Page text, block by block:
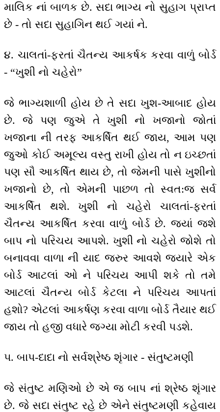
માલિક નાં બાળક છે. સદા ભાગ્ય નો સુહાગ પ્રાપ્ત
છે - તો સદા સુહાગિન થઈ ગયાં ને.
૪. ચાલતાં-ફરતાં ચૈતન્ય આકર્ષક કરવા વાળું બોર્ડ
- “ખુશી નો ચહેરો”
જે ભાગ્યશાળી હોય છે તે સદા ખુશ-આબાદ હોય
છે. જે પણ જુએ તે ખુશી નો ખજાનો જોતાં
ખજાના ની તરફ આકર્ષિત થઈ જાય, આમ પણ
જુઓ કોઈ અમૂલ્ય વસ્તુ રાખી હોય તો ન ઇચ્છતાં
પણ સૌ આકર્ષિત થાય છે, તો જેમની પાસે ખુશીનો
ખજાનો છે, તો એમની પાછળ તો સ્વત:જ સર્વ
આકર્ષિત થશે. ખુશી નો ચહેરો ચાલતાં-ફરતાં
ચૈતન્ય આકર્ષિત કરવા વાળું બોર્ડ છે. જ્યાં જશે
બાપ નો પરિચય આપશે. ખુશી નો ચહેરો જોશે તો
બનાવવા વાળા ની યાદ જરુર આવશે જ્યારે એક
બોર્ડ આટલાં ઓ ને પરિચય આપી શકે તો તમે
આટલાં ચૈતન્ય બોર્ડ કેટલા ને પરિચય આપતાં
હશો? એટલાં આકર્ષણ કરવા વાળા બોર્ડ તૈયાર થઈ
જાય તો હજી વધારે જગ્યા મોટી કરવી પડશે.
૫. બાપ-દાદા નો સર્વશ્રેષ્ઠ શૃંગાર - સંતુષ્ટમણી
જે સંતુષ્ટ મણિઓ છે એ જ બાપ નાં શ્રેષ્ઠ શૃંગાર
છે. જે સદા સંતુષ્ટ રહે છે એને સંતુષ્ટમણી કહેવાય